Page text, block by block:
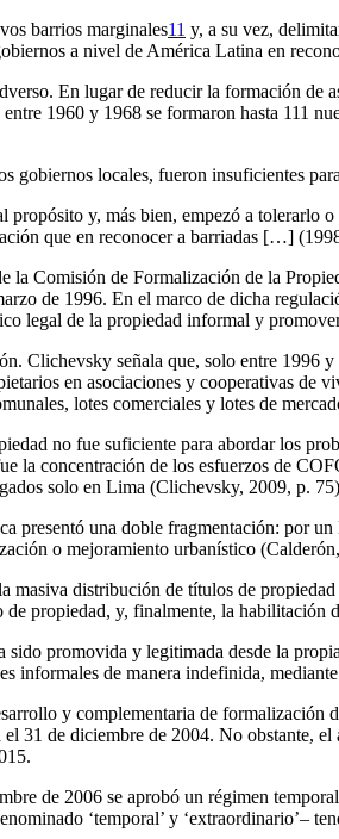
barrios marginales11 y, a su vez,
a nivel de América Latina en
En lugar de reducir la formación
1960 y 1968 se formaron hasta 111
locales, fueron insuficientes
y, más bien, empezó a
que en reconocer a barriadas […]
la Comisión de Formalización de la
de 1996. En el marco de dicha
legal de la propiedad informal y
Clichevsky señala que, solo entre 1996
en asociaciones y cooperativas
lotes comerciales y lotes de
no fue suficiente para abordar los
la concentración de los esfuerzos de
solo en Lima (Clichevsky, 2009, p.
presentó una doble fragmentación: por
o mejoramiento urbanístico
masiva distribución de títulos de
propiedad, y, finalmente, la habilitación
sido promovida y legitimada desde la
informales de manera indefinida,
y complementaria de formalización
31 de diciembre de 2004. No
de 2006 se aprobó un régimen
‘temporal’ y ‘extraordinario’–